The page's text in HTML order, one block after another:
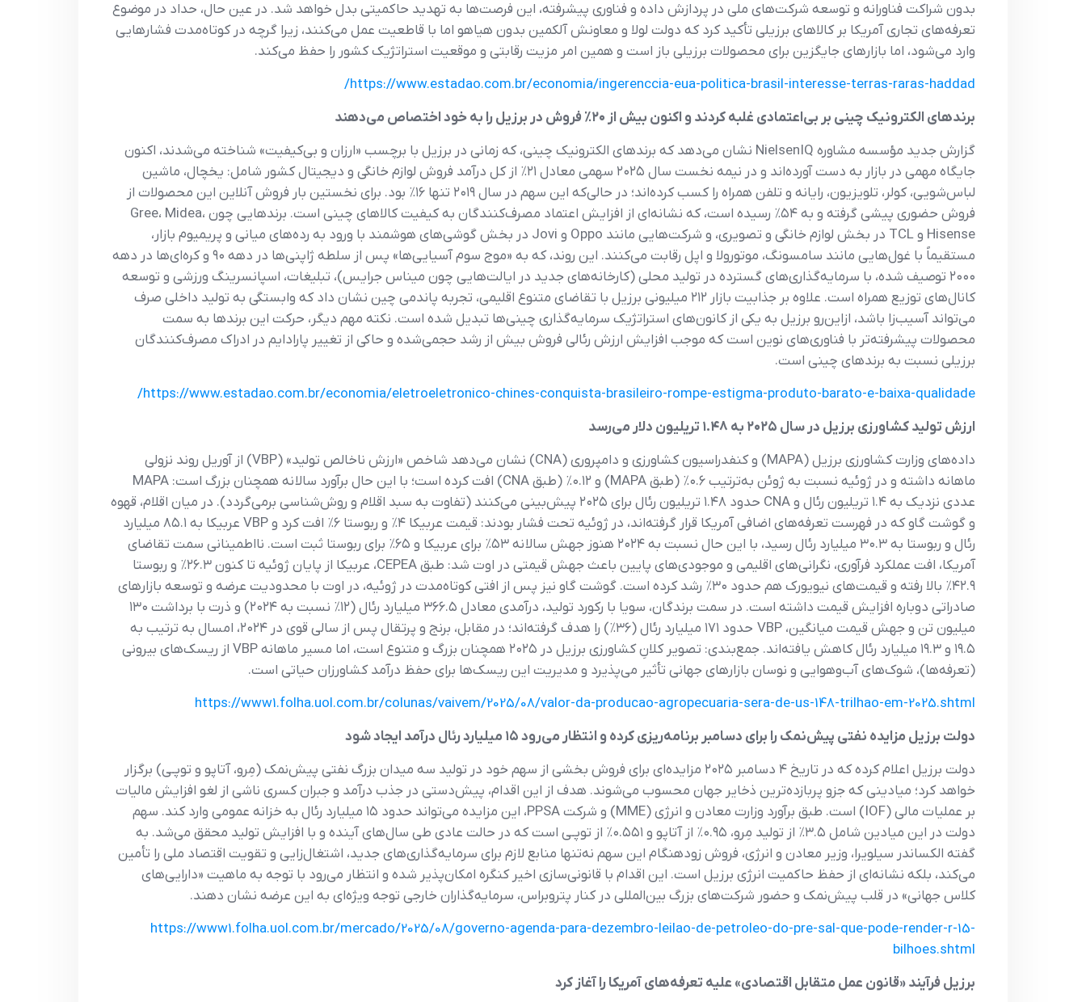
بدون شراکت فناورانه و توسعه شرکت‌های ملی در پردازش داده و فناوری پیشرفته، این فرصت‌ها به تهدید حاکمیتی بدل خواهد شد. در عین حال، حداد در موضوع
تعرفه‌های تجاری آمریکا بر کالاهای برزیلی تأکید کرد که دولت لولا و معاونش آلکمین بدون هیاهو اما با قاطعیت عمل می‌کنند، زیرا گرچه در کوتاه‌مدت فشارهایی
وارد می‌شود، اما بازارهای جایگزین برای محصولات برزیلی باز است و همین امر مزیت رقابتی و موقعیت استراتژیک کشور را حفظ می‌کند.
https://www.estadao.com.br/economia/ingerenccia-eua-politica-brasil-interesse-terras-raras-haddad/
برندهای الکترونیک چینی بر بی‌اعتمادی غلبه کردند و اکنون بیش از ۲۰٪ فروش در برزیل را به خود اختصاص می‌دهند
گزارش جدید مؤسسه مشاوره NielsenIQ نشان می‌دهد که برندهای الکترونیک چینی، که زمانی در برزیل با برچسب «ارزان و بی‌کیفیت» شناخته می‌شدند، اکنون
جایگاه مهمی در بازار به دست آورده‌اند و در نیمه نخست سال ۲۰۲۵ سهمی معادل ۲۱٪ از کل درآمد فروش لوازم خانگی و دیجیتال کشور شامل: یخچال، ماشین
لباس‌شویی، کولر، تلویزیون، رایانه و تلفن همراه را کسب کرده‌اند؛ در حالی‌که این سهم در سال ۲۰۱۹ تنها ۱۶٪ بود. برای نخستین بار فروش آنلاین این محصولات از
فروش حضوری پیشی گرفته و به ۵۴٪ رسیده است، که نشانه‌ای از افزایش اعتماد مصرف‌کنندگان به کیفیت کالاهای چینی است. برندهایی چون Gree، Midea،
Hisense و TCL در بخش لوازم خانگی و تصویری، و شرکت‌هایی مانند Oppo و Jovi در بخش گوشی‌های هوشمند با ورود به رده‌های میانی و پریمیوم بازار،
مستقیماً با غول‌هایی مانند سامسونگ، موتورولا و اپل رقابت می‌کنند. این روند، که به «موج سوم آسیایی‌ها» پس از سلطه ژاپنی‌ها در دهه ۹۰ و کره‌ای‌ها در دهه
۲۰۰۰ توصیف شده، با سرمایه‌گذاری‌های گسترده در تولید محلی (کارخانه‌های جدید در ایالت‌هایی چون میناس جرایس)، تبلیغات، اسپانسرینگ ورزشی و توسعه
کانال‌های توزیع همراه است. علاوه بر جذابیت بازار ۲۱۲ میلیونی برزیل با تقاضای متنوع اقلیمی، تجربه پاندمی چین نشان داد که وابستگی به تولید داخلی صرف
می‌تواند آسیب‌زا باشد، ازاین‌رو برزیل به یکی از کانون‌های استراتژیک سرمایه‌گذاری چینی‌ها تبدیل شده است. نکته مهم دیگر، حرکت این برندها به سمت
محصولات پیشرفته‌تر با فناوری‌های نوین است که موجب افزایش ارزش رئالی فروش بیش از رشد حجمی‌شده و حاکی از تغییر پارادایم در ادراک مصرف‌کنندگان
برزیلی نسبت به برندهای چینی است.
https://www.estadao.com.br/economia/eletroeletronico-chines-conquista-brasileiro-rompe-estigma-produto-barato-e-baixa-qualidade/
ارزش تولید کشاورزی برزیل در سال ۲۰۲۵ به ۱.۴۸ تریلیون دلار می‌رسد
داده‌های وزارت کشاورزی برزیل (MAPA) و کنفدراسیون کشاورزی و دامپروری (CNA) نشان می‌دهد شاخص «ارزش ناخالص تولید» (VBP) از آوریل روند نزولی
ماهانه داشته و در ژوئیه نسبت به ژوئن به‌ترتیب ۰.۶٪ (طبق MAPA) و ۰.۱۲٪ (طبق CNA) افت کرده است؛ با این حال برآورد سالانه همچنان بزرگ است: MAPA
عددی نزدیک به ۱.۴ تریلیون رئال و CNA حدود ۱.۴۸ تریلیون رئال برای ۲۰۲۵ پیش‌بینی می‌کنند (تفاوت به سبد اقلام و روش‌شناسی برمی‌گردد). در میان اقلام، قهوه
و گوشت گاو که در فهرست تعرفه‌های اضافی آمریکا قرار گرفته‌اند، در ژوئیه تحت فشار بودند: قیمت عربیکا ۴٪ و ربوستا ۶٪ افت کرد و VBP عربیکا به ۸۵.۱ میلیارد
رئال و ربوستا به ۳۰.۳ میلیارد رئال رسید، با این حال نسبت به ۲۰۲۴ هنوز جهش سالانه ۵۳٪ برای عربیکا و ۶۵٪ برای ربوستا ثبت است. نااطمینانی سمت تقاضای
آمریکا، افت عملکرد فرآوری، نگرانی‌های اقلیمی و موجودی‌های پایین باعث جهش قیمتی در اوت شد: طبق CEPEA، عربیکا از پایان ژوئیه تا کنون ۲۶.۳٪ و ربوستا
۴۲.۹٪ بالا رفته و قیمت‌های نیویورک هم حدود ۳۰٪ رشد کرده است. گوشت گاو نیز پس از افتی کوتاه‌مدت در ژوئیه، در اوت با محدودیت عرضه و توسعه بازارهای
صادراتی دوباره افزایش قیمت داشته است. در سمت برندگان، سویا با رکورد تولید، درآمدی معادل ۳۶۶.۵ میلیارد رئال (۱۲٪ نسبت به ۲۰۲۴) و ذرت با برداشت ۱۳۰
میلیون تن و جهش قیمت میانگین، VBP حدود ۱۷۱ میلیارد رئال (۳۶٪) را هدف گرفته‌اند؛ در مقابل، برنج و پرتقال پس از سالی قوی در ۲۰۲۴، امسال به ترتیب به
۱۹.۵ و ۱۹.۳ میلیارد رئال کاهش یافته‌اند. جمع‌بندی: تصویر کلانِ کشاورزی برزیل در ۲۰۲۵ همچنان بزرگ و متنوع است، اما مسیر ماهانه VBP از ریسک‌های بیرونی
(تعرفه‌ها)، شوک‌های آب‌وهوایی و نوسان بازارهای جهانی تأثیر می‌پذیرد و مدیریت این ریسک‌ها برای حفظ درآمد کشاورزان حیاتی است.
https://www1.folha.uol.com.br/colunas/vaivem/2025/08/valor-da-producao-agropecuaria-sera-de-us-148-trilhao-em-2025.shtml
دولت برزیل مزایده نفتی پیش‌نمک را برای دسامبر برنامه‌ریزی کرده و انتظار می‌رود ۱۵ میلیارد رئال درآمد ایجاد شود
دولت برزیل اعلام کرده که در تاریخ ۴ دسامبر ۲۰۲۵ مزایده‌ای برای فروش بخشی از سهم خود در تولید سه میدان بزرگ نفتی پیش‌نمک (مِرو، آتاپو و توپـی) برگزار
خواهد کرد؛ میادینی که جزو پربازده‌ترین ذخایر جهان محسوب می‌شوند. هدف از این اقدام، پیش‌دستی در جذب درآمد و جبران کسری ناشی از لغو افزایش مالیات
بر عملیات مالی (IOF) است. طبق برآورد وزارت معادن و انرژی (MME) و شرکت PPSA، این مزایده می‌تواند حدود ۱۵ میلیارد رئال به خزانه عمومی وارد کند. سهم
دولت در این میادین شامل ۳.۵٪ از تولید مِرو، ۰.۹۵٪ از آتاپو و ۰.۵۵۱٪ از توپـی است که در حالت عادی طی سال‌های آینده و با افزایش تولید محقق می‌شد. به
گفته الکساندر سیلویرا، وزیر معادن و انرژی، فروش زودهنگام این سهم نه‌تنها منابع لازم برای سرمایه‌گذاری‌های جدید، اشتغال‌زایی و تقویت اقتصاد ملی را تأمین
می‌کند، بلکه نشانه‌ای از حفظ حاکمیت انرژی برزیل است. این اقدام با قانونی‌سازی اخیر کنگره امکان‌پذیر شده و انتظار می‌رود با توجه به ماهیت «دارایی‌های
کلاس جهانی» در قلب پیش‌نمک و حضور شرکت‌های بزرگ بین‌المللی در کنار پتروبراس، سرمایه‌گذاران خارجی توجه ویژه‌ای به این عرضه نشان دهند.
https://www1.folha.uol.com.br/mercado/2025/08/governo-agenda-para-dezembro-leilao-de-petroleo-do-pre-sal-que-pode-render-r-15-
bilhoes.shtml
برزیل فرآیند «قانون عمل متقابل اقتصادی» علیه تعرفه‌های آمریکا را آغاز کرد